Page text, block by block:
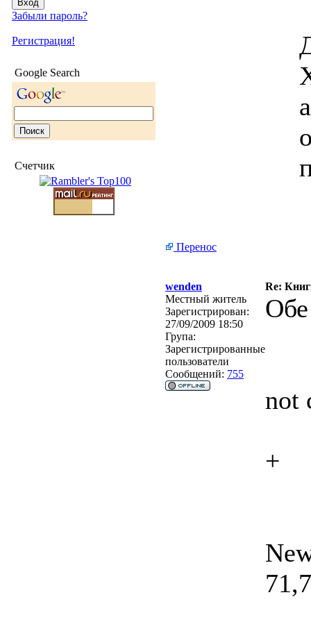
Забыли пароль?
Регистрация!
Google Search
Счетчик
Перенос
wenden
Re:
Местный житель
Зарегистрирован:
27/09/2009 18:50
Група:
Зарегистрированные
пользователи
Сообщений: 755
not
+